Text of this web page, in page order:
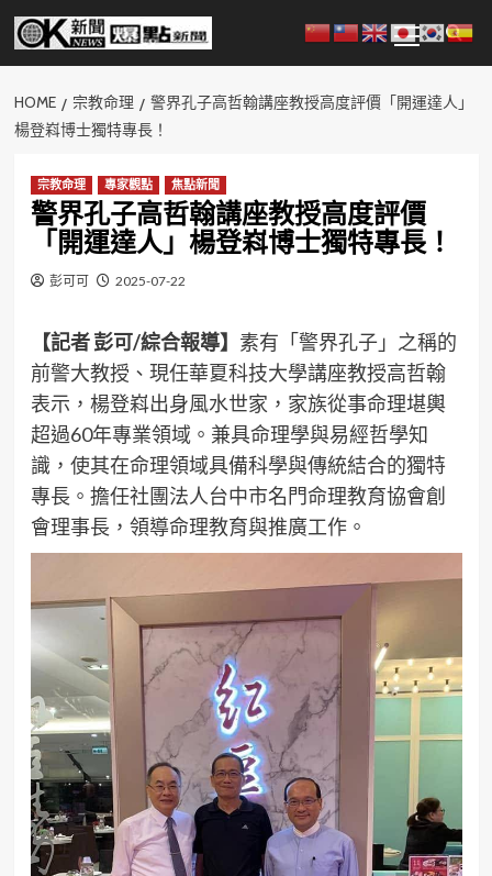
Skip
content
Menu
HOME 宗教命理
警界孔子高哲翰講座教授高度評價「開運達人」
楊登嵙博士獨特專長！
宗教命理 專家觀點 焦點新聞
警界孔子高哲翰講座教授高度評價
「開運達人」楊登嵙博士獨特專長！
彭可可 2025-07-22
【記者 彭可/綜合報導】 素有「警界孔子」之稱的
前警大教授、現任華夏科技大學講座教授高哲翰
表示，楊登嵙出身風水世家，家族從事命理堪輿
超過60年專業領域。兼具命理學與易經哲學知
識，使其在命理領域具備科學與傳統結合的獨特
專長。擔任社團法人台中市名門命理教育協會創
會理事長，領導命理教育與推廣工作。